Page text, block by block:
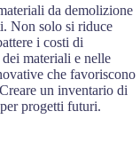
da demolizione
Non solo si riduce
i costi di
materiali e nelle
che favoriscono
un inventario di
progetti futuri.